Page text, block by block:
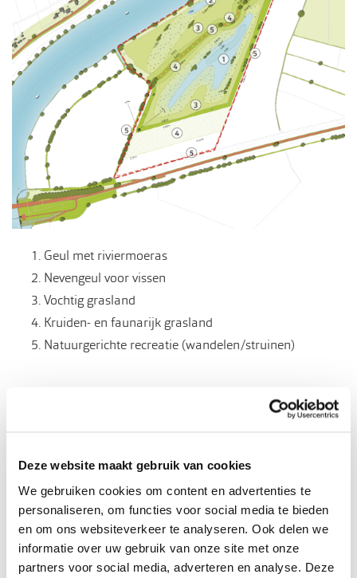
Deze website maakt gebruik van cookies
We gebruiken cookies om content en advertenties te
personaliseren, om functies voor social media te bieden
en om ons websiteverkeer te analyseren. Ook delen we
informatie over uw gebruik van onze site met onze
partners voor social media, adverteren en analyse. Deze
Geul met riviermoeras
Nevengeul voor vissen
Vochtig grasland
Kruiden- en faunarijk grasland
Natuurgerichte recreatie (wandelen/struinen)
Hoe kleiwinning in zijn werk gaat
kiepkarren. Daarna voeren we de keramische klei
rechtstreeks per vrachtwagen of per schip af. Steenfabriek
De Rijswaard maakt van de klei bakstenen. De kleiwinning
wordt uitgevoerd door Delgromij, een K3 onderneming.